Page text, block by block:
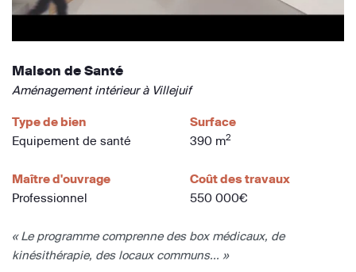
Maison de Santé
Aménagement intérieur à Villejuif
Type de bien
Equipement de santé
Surface
390 m2
Maître d'ouvrage
Professionnel
Coût des travaux
550 000€
« Le programme comprenne des box médicaux, de
kinésithérapie, des locaux communs... »